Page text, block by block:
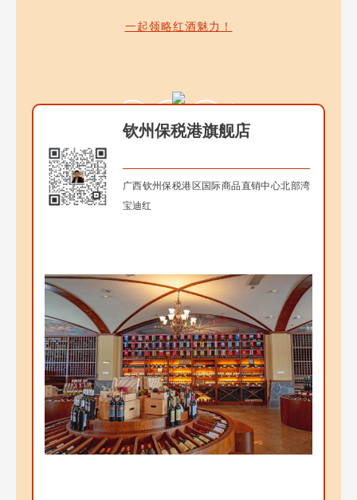
一起领略红酒魅力！
钦州保税港旗舰店
广西钦州保税港区国际商品直销中心北部湾
宝迪红